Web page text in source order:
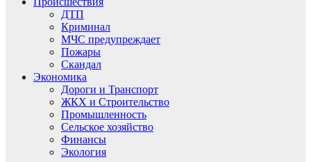
ДТП
Криминал
МЧС предупреждает
Пожары
Скандал
Экономика
Дороги и Транспорт
ЖКХ и Строительство
Промышленность
Сельское хозяйство
Финансы
Экология